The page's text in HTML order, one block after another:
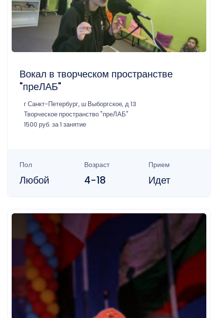
Вокал в творческом пространстве
"преЛАБ"
г Санкт-Петербург, ш Выборгское, д 13
Творческое пространство "преЛАБ"
1500 руб. за 1 занятие
Пол
Любой
Возраст
4-18
Прием
Идет